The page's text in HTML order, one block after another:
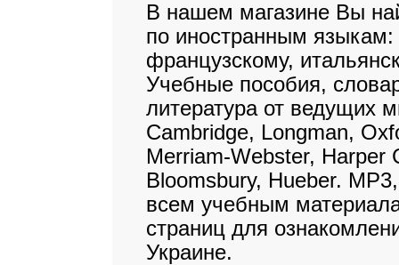
В нашем магазине Вы
по иностранным языкам:
французскому,
Учебные пособия,
литература от ведущих
Cambridge, Longman,
Merriam-Webster, Harper
Bloomsbury, Hueber.
всем учебным
страниц для
Украине.